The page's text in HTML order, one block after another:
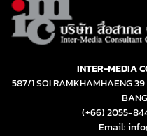
INTER-MEDIA
587/1 SOI RAMKHAMHAENG
(+66) 2055-
Email: